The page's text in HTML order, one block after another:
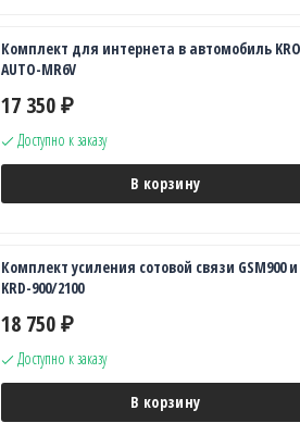
Комплект для интернета в автомобиль
AUTO-MR6V
17 350 ₽
Доступно к заказу
В корзину
Комплект усиления сотовой связи GSM900 и
KRD-900/2100
18 750 ₽
Доступно к заказу
В корзину